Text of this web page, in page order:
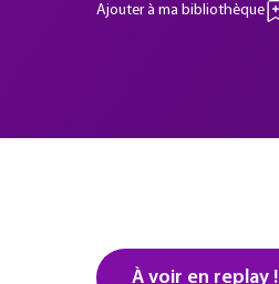
Ajouter à ma bibliothèque
À voir en replay !